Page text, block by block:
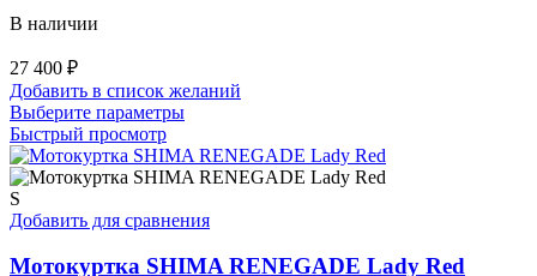
В наличии
27 400 ₽
Добавить в список желаний
Выберите параметрыЭтот
имеет
несколько
Опции
выбрать
Быстрый просмотр
S
Добавить для сравнения
Мотокуртка SHIMA RENEGADE Lady Red